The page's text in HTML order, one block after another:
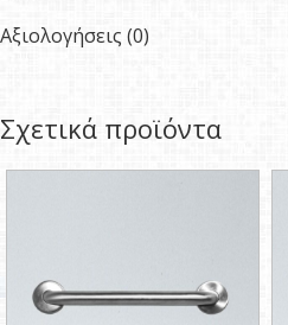
Αξιολογήσεις (0)
Σχετικά προϊόντα